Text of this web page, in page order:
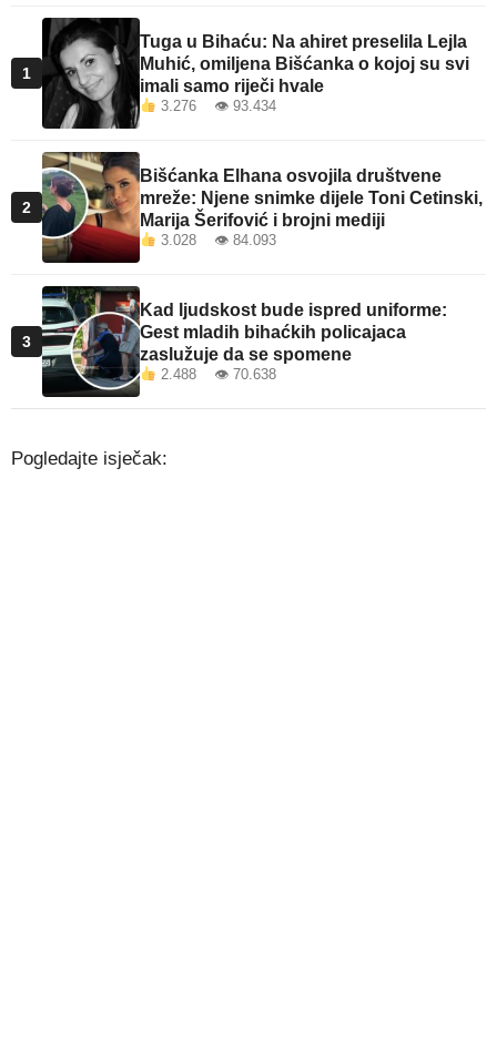
1
Tuga u Bihaću: Na ahiret preselila Lejla
Muhić, omiljena Bišćanka o kojoj su svi
imali samo riječi hvale
3.276 👁 93.434
2
Bišćanka Elhana osvojila društvene
mreže: Njene snimke dijele Toni Cetinski,
Marija Šerifović i brojni mediji
3.028 👁 84.093
3
Kad ljudskost bude ispred uniforme:
Gest mladih bihaćkih policajaca
zaslužuje da se spomene
2.488 👁 70.638
Pogledajte isječak: